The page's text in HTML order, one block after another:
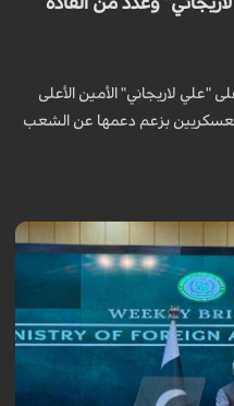
وعدد من القادة
"علي لاريجاني" الأمين الأعلى
العسكريين بزعم دعمها عن الشعب